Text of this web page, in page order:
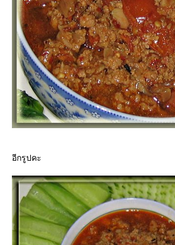
อีกรูปคะ